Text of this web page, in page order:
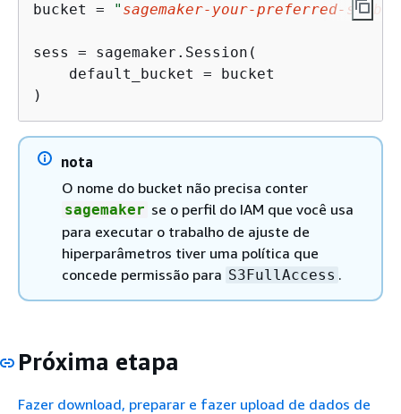
bucket = " sagemaker-your-preferred-s3-
sess = sagemaker.Session(
    default_bucket = bucket
)
nota
O nome do bucket não precisa conter
sagemaker se o perfil do IAM que você usa
para executar o trabalho de ajuste de
hiperparâmetros tiver uma política que
concede permissão para S3FullAccess .
Próxima etapa
Fazer download, preparar e fazer upload de dados de